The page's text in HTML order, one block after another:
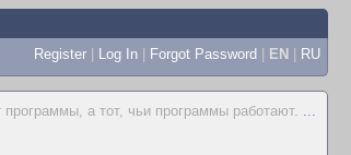
Register | Log In | Forgot Password | EN | RU
программы, а тот, чьи программы работают. ...